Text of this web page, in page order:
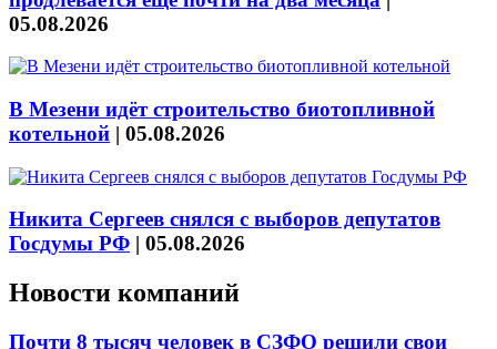
05.08.2026
В Мезени идёт строительство биотопливной
котельной | 05.08.2026
Никита Сергеев снялся с выборов депутатов
Госдумы РФ | 05.08.2026
Новости компаний
Почти 8 тысяч человек в СЗФО решили свои